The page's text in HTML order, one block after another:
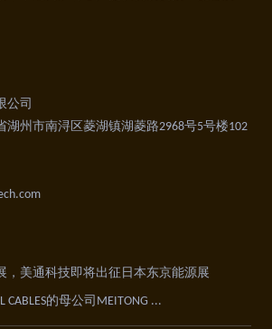
公司
湖州市南浔区菱湖镇湖菱路2968号5号楼102
，美通科技即将出征日本东京能源展
CABLES的母公司MEITONG ...